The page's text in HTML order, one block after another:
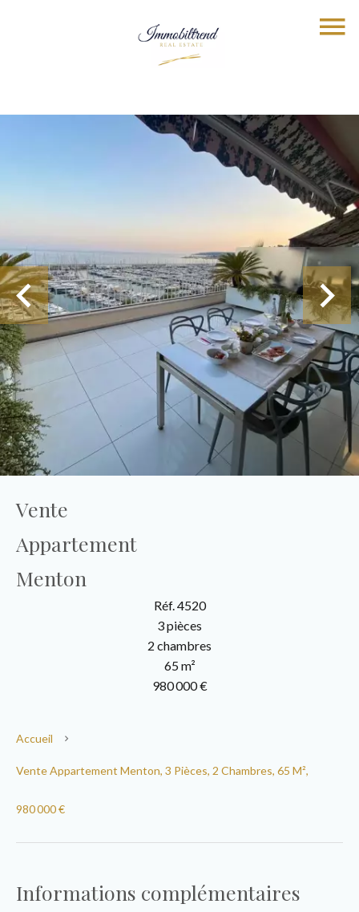
Vente
Appartement
Menton
Réf. 4520
3 pièces
2 chambres
65 m²
980 000 €
Accueil
Vente Appartement Menton, 3 Pièces, 2 Chambres, 65 M²,
980 000 €
Informations complémentaires